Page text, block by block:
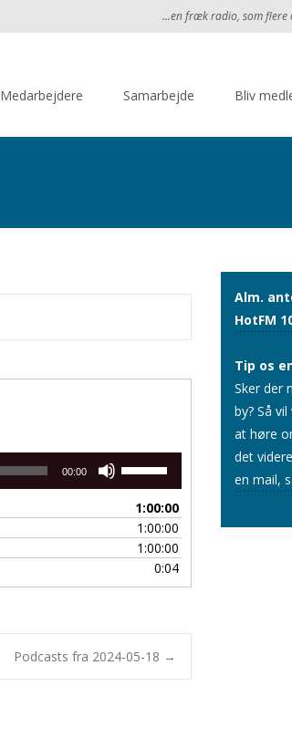
...en fræk radio, som
Medarbejdere Samarbejde Bliv
00:00
for
at
skrue
for
lyden.
1:00:00
1:00:00
1:00:00
0:04
Podcasts fra 2024-05-18 →
Alm.
HotFM
Tip os
Sker der
by? Så
at høre
det
en mail,